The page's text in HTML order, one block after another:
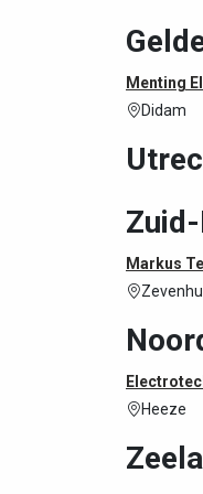
Menting
Didam
Markus
Heeze